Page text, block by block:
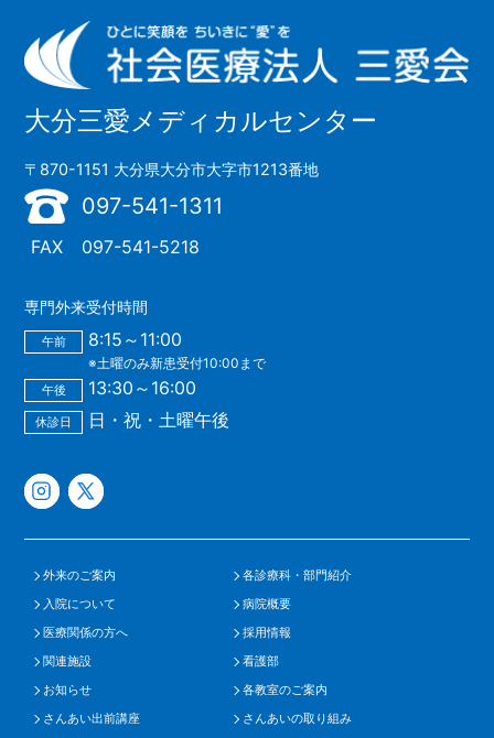
大分三愛メディカルセンター
〒870-1151 大分県大分市大字市1213番地
097-541-1311
FAX 097-541-5218
専門外来受付時間
午前 8:15～11:00
※土曜のみ新患受付10:00まで
午後 13:30～16:00
休診日 日・祝・土曜午後
外来のご案内
各診療科・部門紹介
入院について
病院概要
医療関係の方へ
採用情報
関連施設
看護部
お知らせ
各教室のご案内
さんあい出前講座
さんあいの取り組み